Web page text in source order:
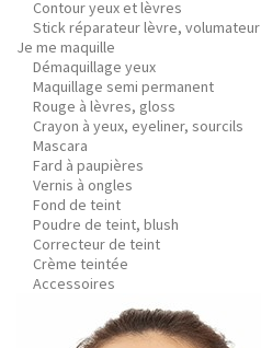
Contour yeux et lèvres
Stick réparateur lèvre, volumateur
Je me maquille
Démaquillage yeux
Maquillage semi permanent
Rouge à lèvres, gloss
Crayon à yeux, eyeliner, sourcils
Mascara
Fard à paupières
Vernis à ongles
Fond de teint
Poudre de teint, blush
Correcteur de teint
Crème teintée
Accessoires